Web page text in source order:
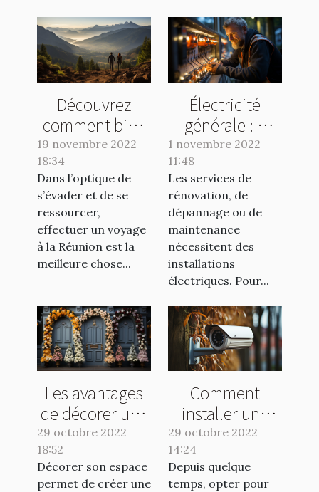
Découvrez
comment bien
organiser vos
voyages à la
Réunion
19 novembre 2022
18:34
Dans l’optique de
s’évader et de se
ressourcer,
effectuer un voyage
à la Réunion est la
meilleure chose...
Électricité
générale : à
quel spécialiste
s’adresser ?
1 novembre 2022
11:48
Les services de
rénovation, de
dépannage ou de
maintenance
nécessitent des
installations
électriques. Pour...
Les avantages
de décorer une
porte
29 octobre 2022
18:52
Décorer son espace
permet de créer une
Comment
installer une
caméra de
surveillance
sans fil ?
29 octobre 2022
14:24
Depuis quelque
temps, opter pour